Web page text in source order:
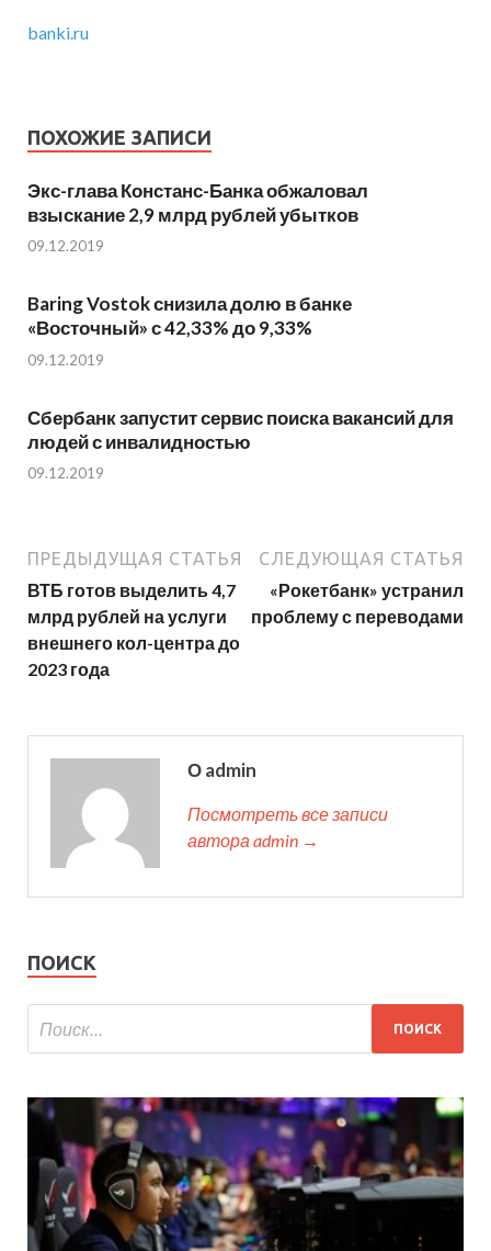
banki.ru
ПОХОЖИЕ ЗАПИСИ
Экс-глава Констанс-Банка обжаловал
взыскание 2,9 млрд рублей убытков
09.12.2019
Baring Vostok снизила долю в банке
«Восточный» с 42,33% до 9,33%
09.12.2019
Сбербанк запустит сервис поиска вакансий для
людей с инвалидностью
09.12.2019
ПРЕДЫДУЩАЯ СТАТЬЯ
ВТБ готов выделить 4,7
млрд рублей на услуги
внешнего кол-центра до
2023 года
СЛЕДУЮЩАЯ СТАТЬЯ
«Рокетбанк» устранил
проблему с переводами
О admin
Посмотреть все записи
автора admin →
ПОИСК